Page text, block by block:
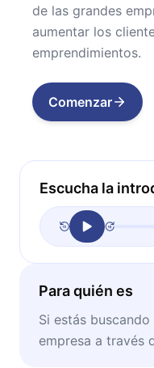
de las grandes
aumentar los
emprendimientos.
Comenzar
Escucha la
Para quién es
Si estás
empresa a través